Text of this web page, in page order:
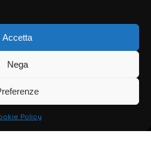
Accetta
Nega
Policy